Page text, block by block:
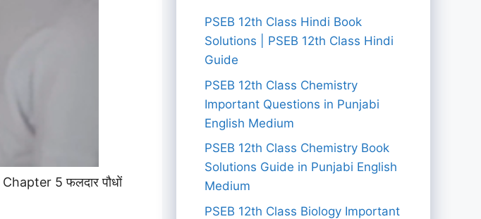
Chapter 5 फलदार पौधों
PSEB 12th Class Hindi Book
Solutions | PSEB 12th Class Hindi
Guide
PSEB 12th Class Chemistry
Important Questions in Punjabi
English Medium
PSEB 12th Class Chemistry Book
Solutions Guide in Punjabi English
Medium
PSEB 12th Class Biology Important